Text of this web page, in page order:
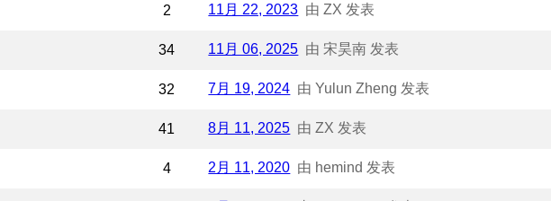
2 11月 22, 2023 由 ZX 发表
34 11月 06, 2025 由 宋昊南 发表
32 7月 19, 2024 由 Yulun Zheng 发表
41 8月 11, 2025 由 ZX 发表
4 2月 11, 2020 由 hemind 发表